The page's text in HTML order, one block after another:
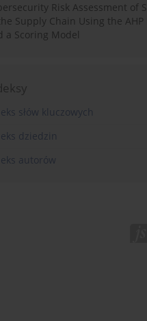
Risk Assessment of
Supply Chain Using the AHP
a Scoring Model
słów kluczowych
dziedzin
autorów